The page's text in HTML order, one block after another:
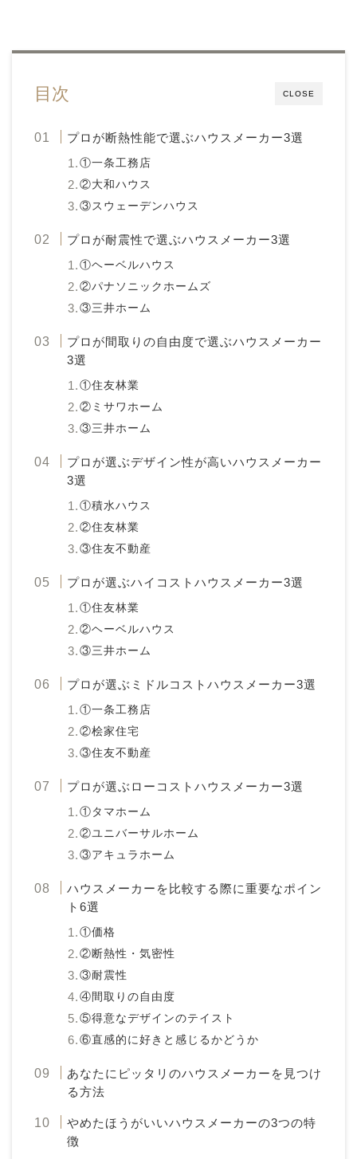
CLOSE
目次
プロが断熱性能で選ぶハウスメーカー3選
①一条工務店
②大和ハウス
③スウェーデンハウス
プロが耐震性で選ぶハウスメーカー3選
①ヘーベルハウス
②パナソニックホームズ
③三井ホーム
プロが間取りの自由度で選ぶハウスメーカー
3選
①住友林業
②ミサワホーム
③三井ホーム
プロが選ぶデザイン性が高いハウスメーカー
3選
①積水ハウス
②住友林業
③住友不動産
プロが選ぶハイコストハウスメーカー3選
①住友林業
②ヘーベルハウス
③三井ホーム
プロが選ぶミドルコストハウスメーカー3選
①一条工務店
②桧家住宅
③住友不動産
プロが選ぶローコストハウスメーカー3選
①タマホーム
②ユニバーサルホーム
③アキュラホーム
ハウスメーカーを比較する際に重要なポイン
ト6選
①価格
②断熱性・気密性
③耐震性
④間取りの自由度
⑤得意なデザインのテイスト
⑥直感的に好きと感じるかどうか
あなたにピッタリのハウスメーカーを見つけ
る方法
やめたほうがいいハウスメーカーの3つの特
徴